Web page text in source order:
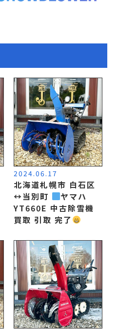
2024.06.17
北海道札幌市 白石区
↔️当別町
ヤマハ
YT660E 中古除雪機
買取 引取 完了